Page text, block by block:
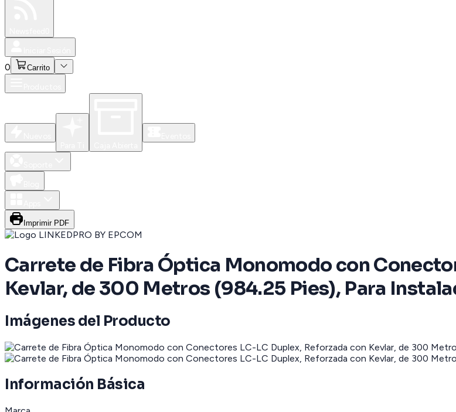
0 Carrito
Imprimir PDF
Carrete de Fibra Óptica Monomodo con
Kevlar, de 300 Metros (984.25 Pies), Para
Imágenes del Producto
Información Básica